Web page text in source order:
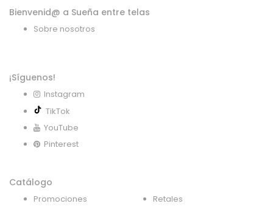
Bienvenid@ a Sueña entre telas
Sobre nosotros
¡Síguenos!
Instagram
TikTok
YouTube
Pinterest
Catálogo
Promociones
Retales